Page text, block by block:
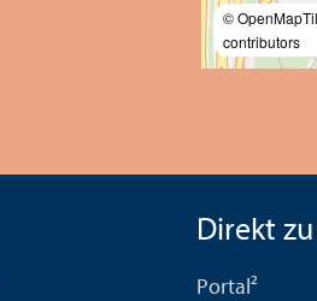
©
contributors
Direkt zu
Portal²